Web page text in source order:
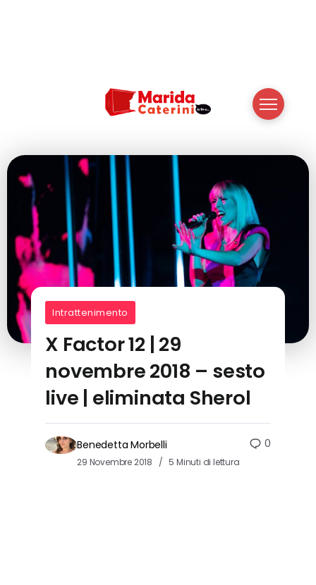
Intrattenimento
X Factor 12 | 29
novembre 2018 – sesto
live | eliminata Sherol
Benedetta Morbelli
29 Novembre 2018 5 Minuti di lettura
0